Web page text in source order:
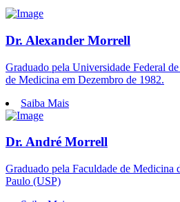
Dr. Alexander Morrell
Graduado pela Universidade Federal
de Medicina em Dezembro de 1982.
Saiba Mais
Dr. André Morrell
Graduado pela Faculdade de Medicina
Paulo (USP)